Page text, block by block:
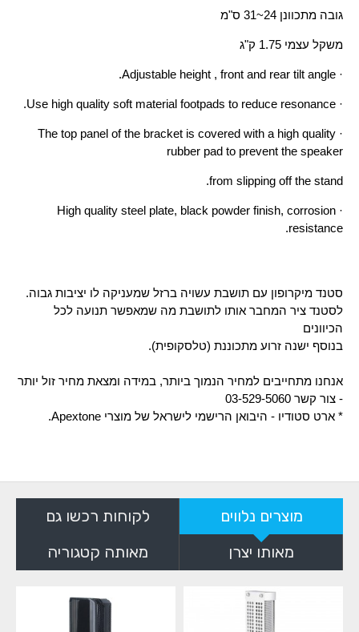
גובה מתכוונן 24~31 ס"מ
משקל עצמי 1.75 ק"ג
· Adjustable height , front and rear tilt angle.
· Use high quality soft material footpads to reduce resonance.
· The top panel of the bracket is covered with a high quality
rubber pad to prevent the speaker
from slipping off the stand.
· High quality steel plate, black powder finish, corrosion
resistance.
סטנד מיקרופון עם תושבת עשויה ברזל שמעניקה לו יציבות גבוה.
לסטנד ציר המחבר אותו לתושבת מה שמאפשר תנועה לכל
הכיוונים
בנוסף ישנה זרוע מתכוננת (טלסקופית).
אנחנו מתחייבים למחיר הנמוך ביותר, במידה ומצאת מחיר זול יותר
- צור קשר 03-529-5060
* ארט סטודיו - היבואן הרישמי לישראל של מוצרי Apextone.
מוצרים נלווים
לקוחות רכשו גם
מאותו יצרן
מאותה קטגוריה